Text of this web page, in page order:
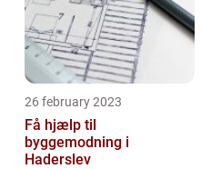
26 february 2023
Få hjælp til
byggemodning i
Haderslev